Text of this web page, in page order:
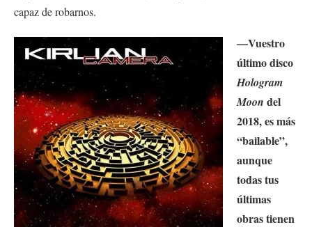
capaz de robarnos.
—Vuestro
último disco
Hologram
Moon del
2018, es más
“bailable”,
aunque
todas tus
últimas
obras tienen